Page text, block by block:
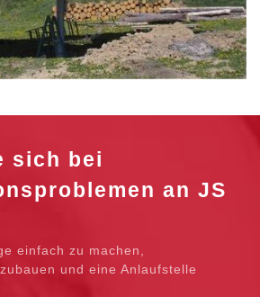
sich bei
an JS
einfach zu machen,
und eine Anlaufstelle